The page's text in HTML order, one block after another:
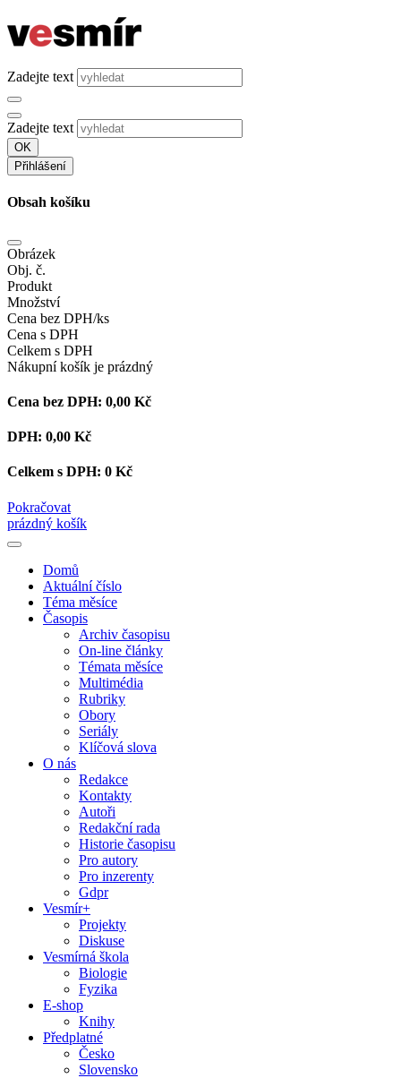
Zadejte text
Zadejte text
OK
Přihlášení
Obsah košíku
Obrázek
Obj. č.
Produkt
Množství
Cena bez DPH/ks
Cena s DPH
Celkem s DPH
Nákupní košík je prázdný
Cena bez DPH: 0,00 Kč
DPH: 0,00 Kč
Celkem s DPH: 0 Kč
Pokračovat
prázdný košík
Domů
Aktuální číslo
Téma měsíce
Časopis
Archiv časopisu
On-line články
Témata měsíce
Multimédia
Rubriky
Obory
Seriály
Klíčová slova
O nás
Redakce
Kontakty
Autoři
Redakční rada
Historie časopisu
Pro autory
Pro inzerenty
Gdpr
Vesmír+
Projekty
Diskuse
Vesmírná škola
Biologie
Fyzika
E-shop
Knihy
Předplatné
Česko
Slovensko